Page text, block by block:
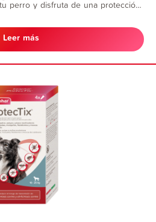
perro y disfruta de una protección
Leer más